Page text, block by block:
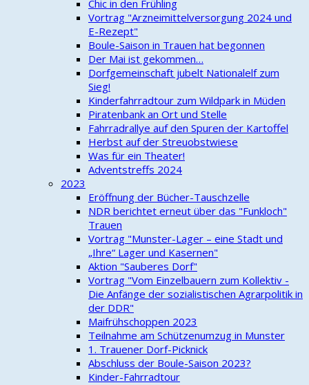
Chic in den Frühling
Vortrag "Arzneimittelversorgung 2024 und
E-Rezept"
Boule-Saison in Trauen hat begonnen
Der Mai ist gekommen…
Dorfgemeinschaft jubelt Nationalelf zum
Sieg!
Kinderfahrradtour zum Wildpark in Müden
Piratenbank an Ort und Stelle
Fahrradrallye auf den Spuren der Kartoffel
Herbst auf der Streuobstwiese
Was für ein Theater!
Adventstreffs 2024
2023
Eröffnung der Bücher-Tauschzelle
NDR berichtet erneut über das "Funkloch"
Trauen
Vortrag "Munster-Lager – eine Stadt und
„Ihre“ Lager und Kasernen"
Aktion "Sauberes Dorf"
Vortrag "Vom Einzelbauern zum Kollektiv -
Die Anfänge der sozialistischen Agrarpolitik in
der DDR"
Maifrühschoppen 2023
Teilnahme am Schützenumzug in Munster
1. Trauener Dorf-Picknick
Abschluss der Boule-Saison 2023?
Kinder-Fahrradtour